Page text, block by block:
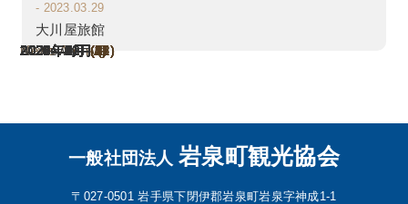
- 2023.03.29
大川屋旅館
News Archive
All News
2026年8月(1)
2026年7月(4)
2026年6月(1)
2026年5月(2)
2026年4月(6)
2026年3月(2)
2026年1月(2)
2025年12月(2)
2025年11月(2)
2025年10月(5)
2025年9月(5)
2025年8月(2)
2025年7月(3)
2025年6月(2)
2025年5月(1)
2025年4月(7)
2025年3月(2)
2025年2月(3)
2025年1月(3)
2024年11月(2)
2024年10月(4)
2024年9月(9)
2024年8月(8)
2024年7月(4)
2024年6月(1)
2024年4月(6)
2024年3月(1)
2024年2月(1)
2023年12月(1)
2023年11月(1)
2023年10月(2)
2023年9月(1)
2023年8月(2)
2023年7月(3)
2023年5月(5)
2023年4月(2)
2023年3月(1)
一般社団法人 岩泉町観光協会
〒027-0501岩手県下閉伊郡岩泉町岩泉字神成1-1